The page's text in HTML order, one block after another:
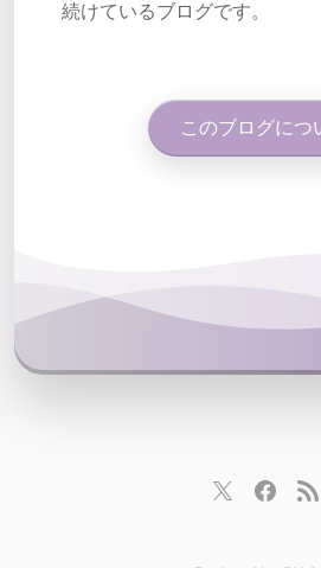
続けているブログです。
このブログにつ